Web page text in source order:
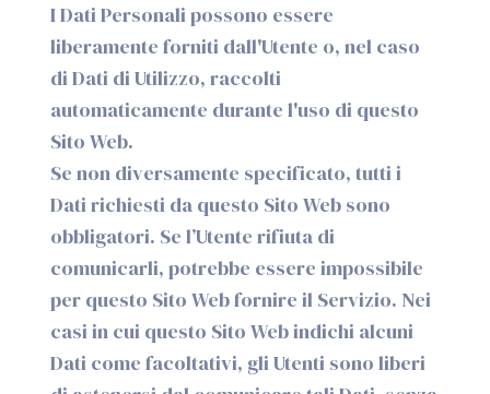
I Dati Personali possono essere
liberamente forniti dall'Utente o, nel caso
di Dati di Utilizzo, raccolti
automaticamente durante l'uso di questo
Sito Web.
Se non diversamente specificato, tutti i
Dati richiesti da questo Sito Web sono
obbligatori. Se l’Utente rifiuta di
comunicarli, potrebbe essere impossibile
per questo Sito Web fornire il Servizio. Nei
casi in cui questo Sito Web indichi alcuni
Dati come facoltativi, gli Utenti sono liberi